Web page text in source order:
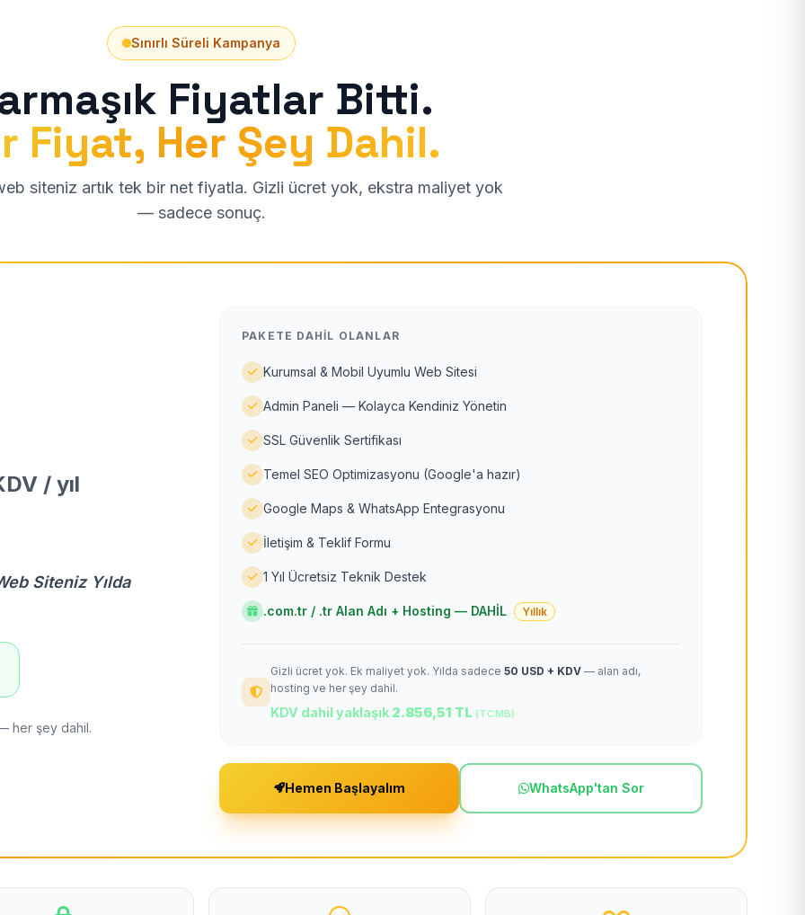
Sınırlı Süreli Kampanya
Fiyatlar Bitti.
Fiyat, Her Şey Dahil.
siteniz artık tek bir net fiyatla. Gizli ücret yok, ekstra maliyet yok
— sadece sonuç.
/ yıl
Siteniz Yılda
her şey dahil.
PAKETE DAHIL OLANLAR
Kurumsal & Mobil Uyumlu Web Sitesi
Admin Paneli — Kolayca Kendiniz Yönetin
SSL Güvenlik Sertifikası
Temel SEO Optimizasyonu (Google'a hazır)
Google Maps & WhatsApp Entegrasyonu
İletişim & Teklif Formu
1 Yıl Ücretsiz Teknik Destek
.com.tr / .tr Alan Adı + Hosting — DAHİL Yıllık
Gizli ücret yok. Ek maliyet yok. Yılda sadece 50 USD + KDV — alan adı,
hosting ve her şey dahil.
KDV dahil yaklaşık 2.856,51 TL (TCMB)
Hemen Başlayalım WhatsApp'tan Sor